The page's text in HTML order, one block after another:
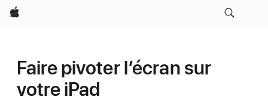
Apple
Faire pivoter l’écran sur
votre iPad